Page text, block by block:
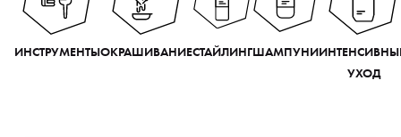
ИНСТРУМЕНТЫОКРАШИВАНИЕСТАЙЛИНГШАМПУНИ
УХОД